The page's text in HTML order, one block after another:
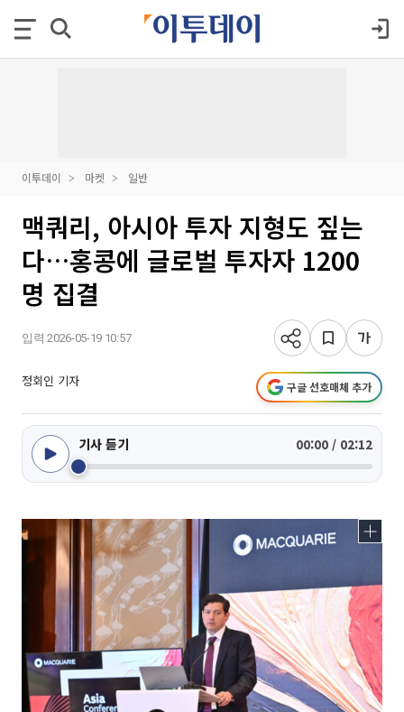
이투데이 마켓 일반
맥쿼리, 아시아 투자 지형도 짚는
다…홍콩에 글로벌 투자자 1200
명 집결
입력 2026-05-19 10:57
정회인 기자 구글 선호매체 추가
기사 듣기 00:00 / 02:12